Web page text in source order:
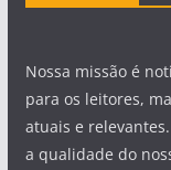
Nossa missão é
para os leitores,
atuais e
a qualidade do